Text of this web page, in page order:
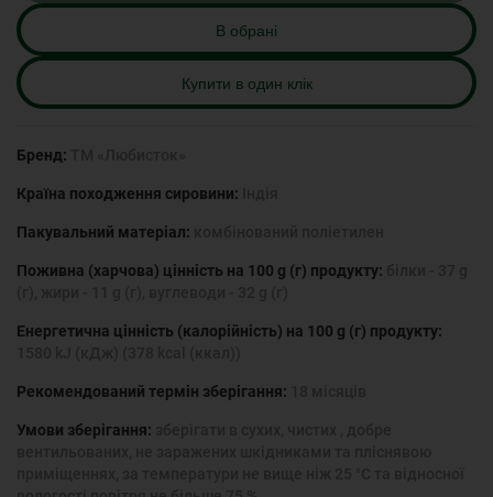
В обрані
Купити в один клік
Бренд:
Країна походження сировини:
Пакувальний матеріал:
Поживна (харчова) цінність на 100 g (г) продукту:
Енергетична цінність (калорійність) на 100 g (г) продукту:
Рекомендований термін зберігання:
Умови зберігання: